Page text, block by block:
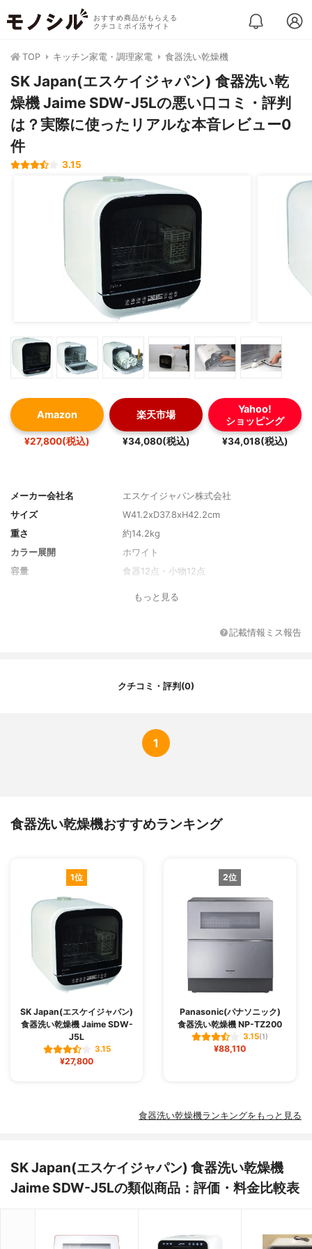
おすすめ商品がもらえる
クチコミポイ活サイト
TOP キッチン家電・調理家電 食器洗い乾燥機
SK Japan(エスケイジャパン) 食器洗い乾
燥機 Jaime SDW-J5Lの悪い口コミ・評判
は？実際に使ったリアルな本音レビュー0
件
3.15
Amazon
¥27,800(税込)
楽天市場
¥34,080(税込)
Yahoo!
ショッピング
¥34,018(税込)
メーカー会社名
エスケイジャパン株式会社
サイズ
W41.2xD37.8xH42.2cm
重さ
約14.2kg
カラー展開
ホワイト
容量
食器12点・小物12点
41.2cm/前開き式
標準洗い・スピーディー洗い・強力洗い・
ソフト洗い
もっと見る
記載情報ミス報告
クチコミ・評判(0)
1
食器洗い乾燥機おすすめランキング
1位
SK Japan(エスケイジャパン)
食器洗い乾燥機 Jaime SDW-
J5L
3.15
¥27,800
2位
Panasonic(パナソニック)
食器洗い乾燥機 NP-TZ200
3.15(1)
¥88,110
食器洗い乾燥機ランキングをもっと見る
SK Japan(エスケイジャパン) 食器洗い乾燥機
Jaime SDW-J5Lの類似商品：評価・料金比較表